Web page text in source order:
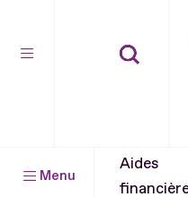
Menu
Aides